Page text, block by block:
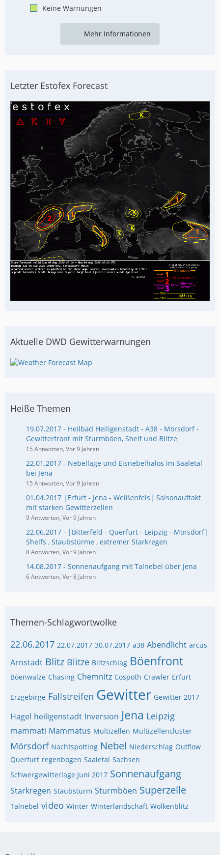
Keine Warnungen
Mehr Informationen
Letzter Estofex Forecast
Aktuelle DWD Gewitterwarnungen
Heiße Themen
19.07.2017 - Heilbad Heiligenstadt - A38 - Mörsdorf -
Gewitterfront mit Sturmböen, Shelf und Blitze
15 Antworten, Vor 9 Jahren
22.01.2017 - Nebellage und Eisnebelhalos im Saaletal
bei Jena
15 Antworten, Vor 9 Jahren
01.04.2017 |Erfurt - Jena - Weißenfels| Saisonauftakt
mit starken Gewitterzellen
9 Antworten, Vor 9 Jahren
22.06.2017 - |Bitterfeld - Querfurt - Leipzig - Mörsdorf|
Shelfs , Staubstürme , extremer Starkregen
8 Antworten, Vor 9 Jahren
14.08.2017 - Sonnenaufgang mit Talnebel über Jena
6 Antworten, Vor 8 Jahren
Themen-Schlagwortwolke
22.06.2017 22.07.2017 30.07.2017 a38 Abendlicht arcus
Arnstadt Blitz Blitze Blitzschlag Böenfront
Böenwalze Chasing Chemnitz Cospoth Crawler Erfurt
Erzgebirge Fallstreifen Gewitter Gewitter 2017
Hagel heiligenstadt Inversion Jena Leipzig
mammati Mammatus Multizellen Multizellencluster
Mörsdorf Nachtspotting Nebel Niederschlag Outflow
Querfurt regenbogen Saaletal Sachsen
Schwergewitterlage Juni 2017 Sonnenaufgang
Starkregen Staubsturm Sturmböen Superzelle
Talnebel video Winter Winterlandschaft Wolkenblitz